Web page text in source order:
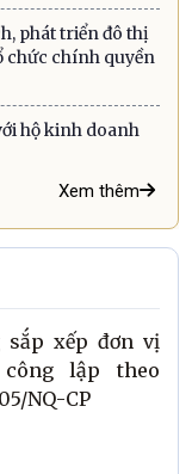
phát triển đô thị
chức chính quyền
hộ kinh doanh
Xem thêm
sắp xếp đơn vị
lập theo
NQ-CP